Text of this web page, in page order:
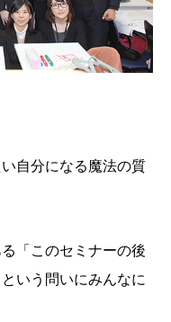
自分になる魔法の質
「このセミナーの後
いう問いにみんなに